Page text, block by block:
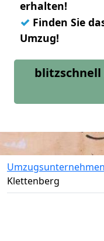
erhalten!
✓ Finden Sie
Umzug!
blitzschnell
Klettenberg